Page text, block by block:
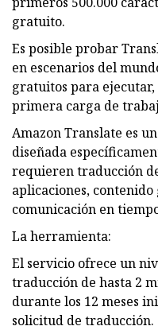
gratuito.
Es posible probar
en escenarios del
gratuitos para
primera carga de
Amazon Translate es
diseñada
requieren traducción
aplicaciones,
comunicación en
La herramienta:
El servicio ofrece un
traducción de hasta 2
durante los 12 meses
solicitud de traducción.